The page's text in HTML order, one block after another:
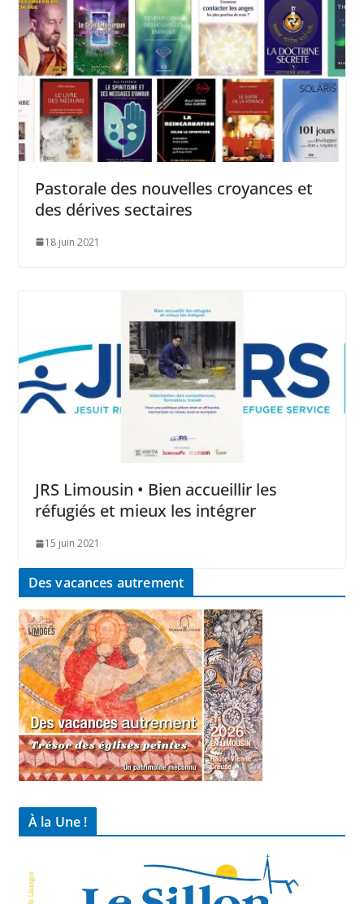
Pastorale des nouvelles croyances et
des dérives sectaires
18 juin 2021
JRS Limousin • Bien accueillir les
réfugiés et mieux les intégrer
15 juin 2021
Des vacances autrement
À la Une !